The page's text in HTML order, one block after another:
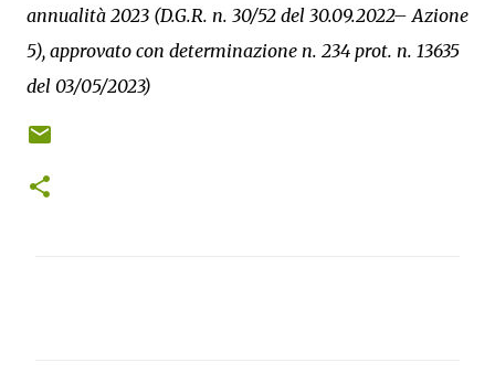
annualità 2023 (D.G.R. n. 30/52 del 30.09.2022– Azione
5), approvato con determinazione n. 234 prot. n. 13635
del 03/05/2023)